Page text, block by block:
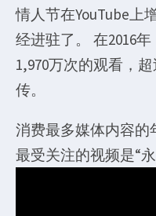
情人节在YouTube上
经进驻了。 在2016
1,970万次的观看，
传。
消费最多媒体内容的
最受关注的视频是“